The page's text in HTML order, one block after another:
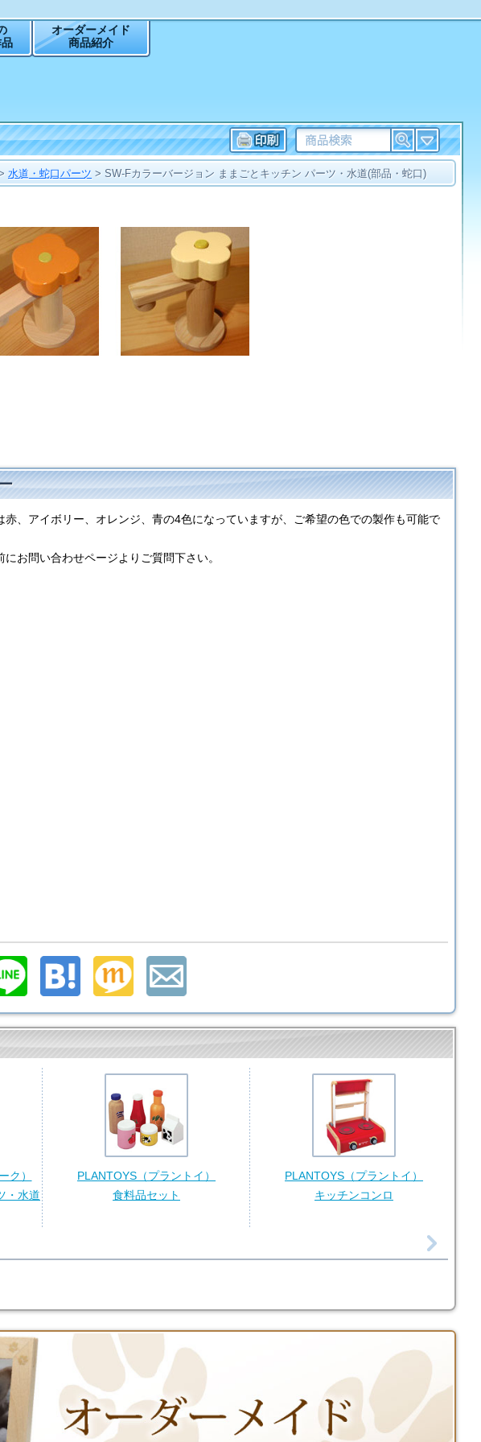
オーダーメイド
商品紹介
水道・蛇口パーツ >SW-Fカラーバージョン ままごとキッチン パーツ・水道(部品・蛇口)
赤、アイボリー、オレンジ、青の4色になっていますが、ご希望の色での製作も可能で
お問い合わせページよりご質問下さい。
ク）
・水道
PLANTOYS（プラントイ）
食料品セット
PLANTOYS（プラントイ）
キッチンコンロ